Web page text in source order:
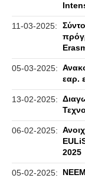
11-03-2025:
05-03-2025:
εαρ.
13-02-2025:
06-02-2025:
2025
05-02-2025: